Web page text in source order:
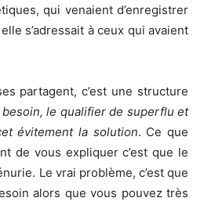
qui venaient d’enregistrer
s’adressait à ceux qui avaient
partagent, c’est une structure
le qualifier de superflu et
évitement la solution. Ce que
de vous expliquer c’est que le
Le vrai problème, c’est que
alors que vous pouvez très